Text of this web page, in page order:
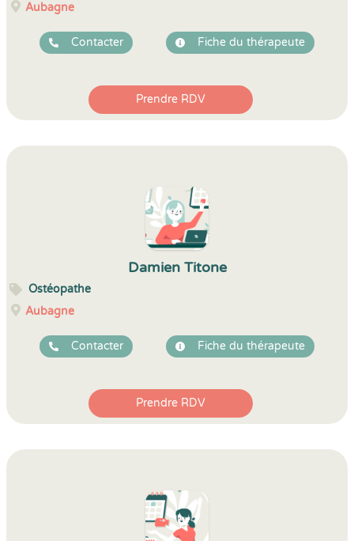
Aubagne
Contacter Fiche du thérapeute
Prendre RDV
Damien Titone
Ostéopathe
Aubagne
Contacter Fiche du thérapeute
Prendre RDV